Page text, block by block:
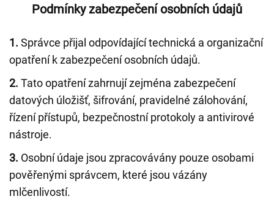
Podmínky zabezpečení osobních údajů
1. Správce přijal odpovídající technická a organizační
opatření k zabezpečení osobních údajů.
2. Tato opatření zahrnují zejména zabezpečení
datových úložišť, šifrování, pravidelné zálohování,
řízení přístupů, bezpečnostní protokoly a antivirové
nástroje.
3. Osobní údaje jsou zpracovávány pouze osobami
pověřenými správcem, které jsou vázány
mlčenlivostí.